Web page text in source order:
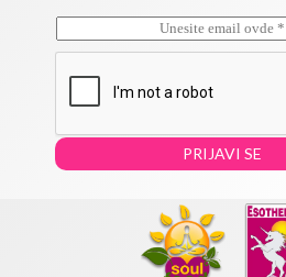
m
*
m
PRIJAVI SE